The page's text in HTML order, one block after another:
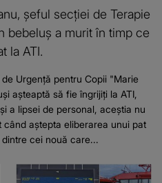
șeful secției de Terapie
bebeluș a murit în timp ce
la ATI.
Urgență pentru Copii "Marie
așteaptă să fie îngrijiți la ATI,
a lipsei de personal, aceștia nu
aștepta eliberarea unui pat
cei nouă care...